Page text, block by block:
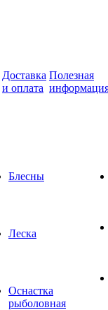
Доставка
и оплата
Полезная
Блесны
Леска
Оснастка
рыболовная